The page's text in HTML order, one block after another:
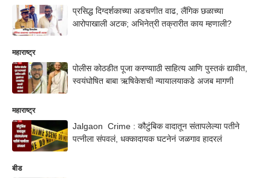
प्रसिद्ध दिग्दर्शकाच्या अडचणीत वाढ, लैंगिक छळाच्या
आरोपाखाली अटक; अभिनेत्री तक्रारीत काय म्हणाली?
महाराष्ट्र
पोलीस कोठडीत पूजा करण्यााठी साहित्य आणि पुस्तकं द्यावीत,
स्वयंघोषित बाबा ऋषिकेशची न्यायालयाकडे अजब मागणी
महाराष्ट्र
Jalgaon Crime : कौटुंबिक वादातून संतापलेल्या पतीने
पत्नीला संपवलं, धक्कादायक घटनेनं जळगाव हादरलं
बीड